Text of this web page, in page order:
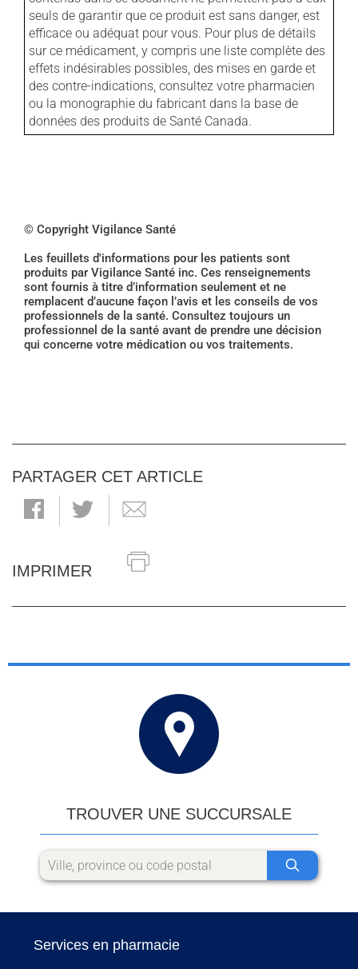
seuls de garantir que ce produit est sans danger, est
efficace ou adéquat pour vous. Pour plus de détails
sur ce médicament, y compris une liste complète des
effets indésirables possibles, des mises en garde et
des contre-indications, consultez votre pharmacien
ou la monographie du fabricant dans la base de
données des produits de Santé Canada.
© Copyright Vigilance Santé
Les feuillets d'informations pour les patients sont
produits par Vigilance Santé inc. Ces renseignements
sont fournis à titre d’information seulement et ne
remplacent d’aucune façon l’avis et les conseils de vos
professionnels de la santé. Consultez toujours un
professionnel de la santé avant de prendre une décision
qui concerne votre médication ou vos traitements.
PARTAGER CET ARTICLE
IMPRIMER
TROUVER UNE SUCCURSALE
Services en pharmacie